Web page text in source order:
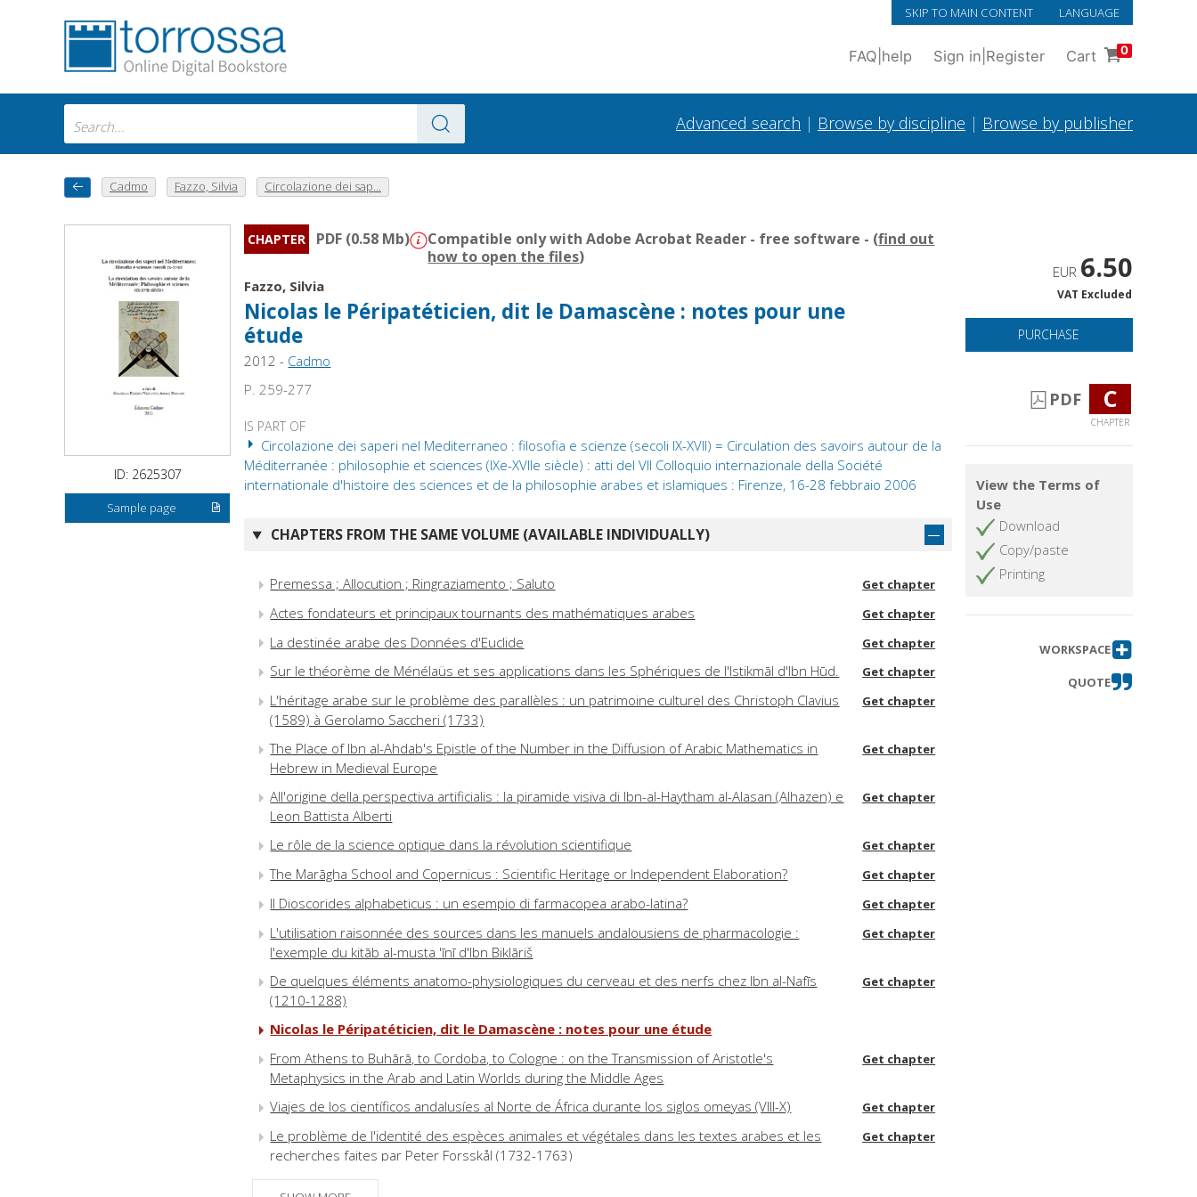
SKIP TO MAIN CONTENT LANGUAGE
FAQ help Sign in Register Cart 0
Advanced search | Browse by discipline | Browse by publisher
Cadmo Fazzo, Silvia Circolazione dei sap...
ID: 2625307
Sample page
CHAPTER PDF (0.58 Mb) Compatible only with Adobe Acrobat Reader - free software - (find out
how to open the files)
Fazzo, Silvia
Nicolas le Péripatéticien, dit le Damascène : notes pour une
étude
2012 - Cadmo
P. 259-277
IS PART OF
Circolazione dei saperi nel Mediterraneo : filosofia e scienze (secoli IX-XVII) = Circulation des savoirs autour de la
Méditerranée : philosophie et sciences (IXe-XVIIe siècle) : atti del VII Colloquio internazionale della Société
internationale d'histoire des sciences et de la philosophie arabes et islamiques : Firenze, 16-28 febbraio 2006
CHAPTERS FROM THE SAME VOLUME (AVAILABLE INDIVIDUALLY)
Premessa ; Allocution ; Ringraziamento ; Saluto Get chapter
Actes fondateurs et principaux tournants des mathématiques arabes Get chapter
La destinée arabe des Données d'Euclide Get chapter
Sur le théorème de Ménélaüs et ses applications dans les Sphériques de l'Istikmāl d'Ibn Hūd. Get chapter
L'héritage arabe sur le problème des parallèles : un patrimoine culturel des Christoph Clavius
(1589) à Gerolamo Saccheri (1733)
Get chapter
The Place of Ibn al-Ahdab's Epistle of the Number in the Diffusion of Arabic Mathematics in
Hebrew in Medieval Europe
Get chapter
All'origine della perspectiva artificialis : la piramide visiva di Ibn-al-Haytham al-Alasan (Alhazen) e
Leon Battista Alberti
Get chapter
Le rôle de la science optique dans la révolution scientifique Get chapter
The Marāgha School and Copernicus : Scientific Heritage or Independent Elaboration? Get chapter
Il Dioscorides alphabeticus : un esempio di farmacopea arabo-latina? Get chapter
L'utilisation raisonnée des sources dans les manuels andalousiens de pharmacologie :
l'exemple du kitāb al-musta 'īnī d'Ibn Biklāriš
Get chapter
De quelques éléments anatomo-physiologiques du cerveau et des nerfs chez Ibn al-Nafīs
(1210-1288)
Get chapter
Nicolas le Péripatéticien, dit le Damascène : notes pour une étude
From Athens to Buhārā, to Cordoba, to Cologne : on the Transmission of Aristotle's
Metaphysics in the Arab and Latin Worlds during the Middle Ages
Get chapter
Viajes de los científicos andalusíes al Norte de África durante los siglos omeyas (VIII-X) Get chapter
Le problème de l'identité des espèces animales et végétales dans les textes arabes et les
recherches faites par Peter Forsskål (1732-1763)
Get chapter
L'âge de la démonstration : logique, science et histoire : al-Fārābī, Avicenne, Avempace,
EUR 6.50
VAT Excluded
PURCHASE
PDF C
CHAPTER
View the Terms of
Use
Download
Copy/paste
Printing
WORKSPACE
QUOTE